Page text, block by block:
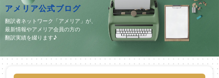
アメリア公式ブログ
翻訳者ネットワーク「アメリア」が、
最新情報やアメリア会員の方の
翻訳実績を綴ります♪